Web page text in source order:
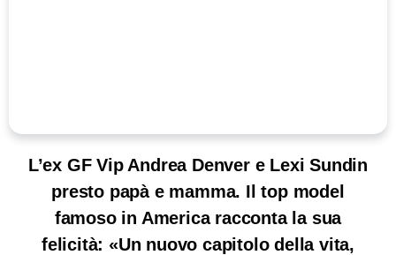
L’ex GF Vip Andrea Denver e Lexi Sundin
presto papà e mamma. Il top model
famoso in America racconta la sua
felicità: «Un nuovo capitolo della vita,